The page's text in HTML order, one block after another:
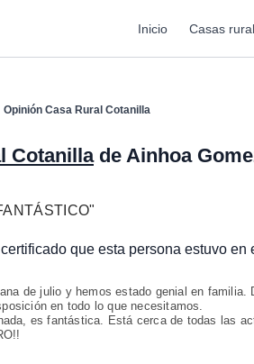
Inicio Casas
Opinión Casa Rural Cotanilla
Cotanillade Ainhoa
"
que esta persona estuvo en
de julio y hemos estado genial en familia.
en todo lo que necesitamos.
es fantástica. Está cerca de todas las